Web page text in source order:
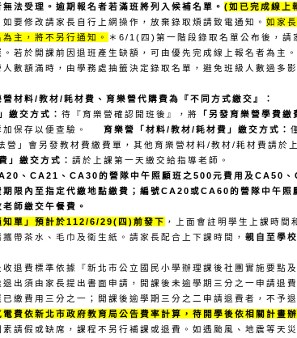
法受理。逾期報名者若滿班將列入候補名單。 (如已完成線上
要修改請家長自行上網操作，放棄錄取煩請致電通知。 如家
主，將不另行通知。 ＊6/1(四)第一階段錄取名單公布後，
。若於開課前因退班產生缺額，可由優先完成線上報名者為
數額滿時，由學務處抽籤決定錄取名單，避免班級人數過多
材料/教材/耗材費、育樂營代購費為『不同方式繳交』：
繳交方式： 待『育樂營確認開班後』，將 「另發育樂營學費繳
保存以便查驗。
育樂營「材料/教材/耗材費」繳交方式：
營 」會另發教材費繳費單，其他育樂營材料/教材/耗材費請於上
」繳交方式： 請於上課第一天繳交給指導老師。
、CA21、CA30的營隊中午照顧班之500元費用及CA50
限內至指定代繳地點繳費； 編號CA20或CA60的營隊中午照
師繳交午餐費。
知單」預計於112/6/29(四)前發下 ，上面會註明學生上課時間
帶茶水、毛巾及衛生紙。請家長配合上下課時間， 親自至學
退費標準依據『新北市公立國民小學辦理課後社團實施要點
退出須由家長提出書面申請，開課後未逾學期三分之一申請退
繳費用三分之 一；開課後逾學期三分之二申請退費者，不予退
費依新北市政府教育局公告費率計算，待開學後依相關計畫辦
素請假或缺席，課程不另行補課或退費。如遇颱風、地震等天